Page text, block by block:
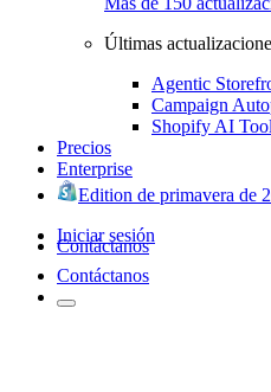
Últimas
Agentic
Campaign
Shopify AI
Precios
Enterprise
Edition de primavera de
Iniciar sesión
Contáctanos
Contáctanos